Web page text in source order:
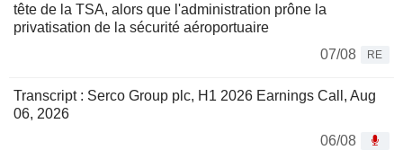
tête de la TSA, alors que l'administration prône la
privatisation de la sécurité aéroportuaire
07/08
RE
Transcript : Serco Group plc, H1 2026 Earnings Call, Aug
06, 2026
06/08